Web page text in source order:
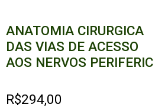
ANATOMIA CIRURGICA
DAS VIAS DE ACESSO
AOS NERVOS PERIFERIC
R$294,00